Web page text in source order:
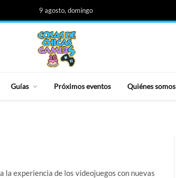
9 agosto, domingo
Guías Próximos eventos Quiénes somos
la experiencia de los videojuegos con nuevas